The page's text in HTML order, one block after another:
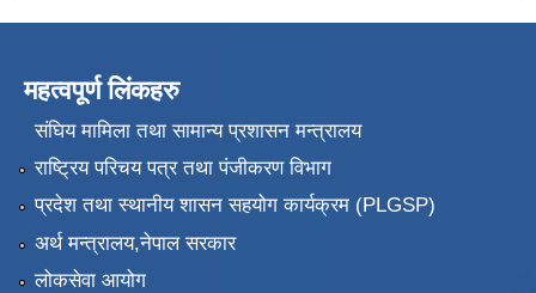
महत्वपूर्ण लिंकहरु
संघिय मामिला तथा सामान्य प्रशासन मन्त्रालय
राष्ट्रिय परिचय पत्र तथा पंजीकरण विभाग
प्रदेश तथा स्थानीय शासन सहयोग कार्यक्रम (PLGSP)
अर्थ मन्त्रालय,नेपाल सरकार
लोकसेवा आयोग